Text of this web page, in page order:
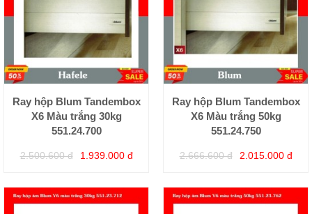
Ray hộp Blum Tandembox
X6 Màu trắng 30kg
551.24.700
2.500.600 đ 1.939.000 đ
Ray hộp Blum Tandembox
X6 Màu trắng 50kg
551.24.750
2.666.600 đ 2.015.000 đ